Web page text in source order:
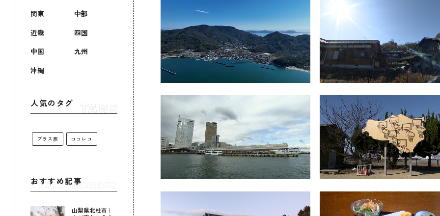
関東
中部
近畿
四国
中国
九州
沖縄
人気のタグ
プラス旅 ロコレコ
おすすめ記事
山梨県北杜市｜